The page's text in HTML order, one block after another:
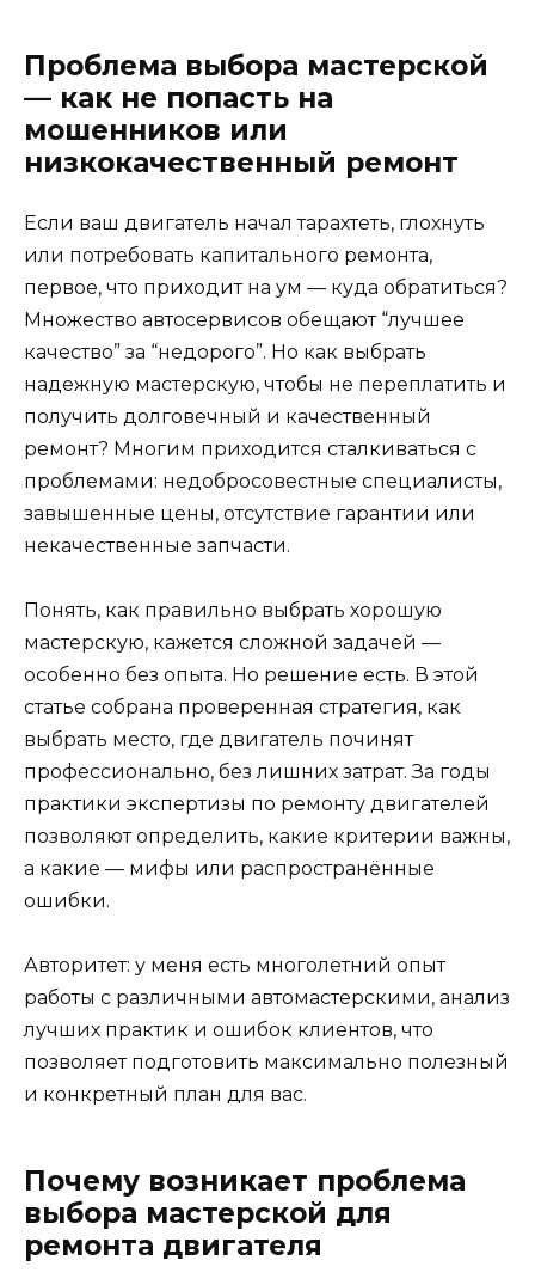
Проблема выбора мастерской
— как не попасть на
мошенников или
низкокачественный ремонт
Если ваш двигатель начал тарахтеть, глохнуть
или потребовать капитального ремонта,
первое, что приходит на ум — куда обратиться?
Множество автосервисов обещают “лучшее
качество” за “недорого”. Но как выбрать
надежную мастерскую, чтобы не переплатить и
получить долговечный и качественный
ремонт? Многим приходится сталкиваться с
проблемами: недобросовестные специалисты,
завышенные цены, отсутствие гарантии или
некачественные запчасти.
Понять, как правильно выбрать хорошую
мастерскую, кажется сложной задачей —
особенно без опыта. Но решение есть. В этой
статье собрана проверенная стратегия, как
выбрать место, где двигатель починят
профессионально, без лишних затрат. За годы
практики экспертизы по ремонту двигателей
позволяют определить, какие критерии важны,
а какие — мифы или распространённые
ошибки.
Авторитет: у меня есть многолетний опыт
работы с различными автомастерскими, анализ
лучших практик и ошибок клиентов, что
позволяет подготовить максимально полезный
и конкретный план для вас.
Почему возникает проблема
выбора мастерской для
ремонта двигателя